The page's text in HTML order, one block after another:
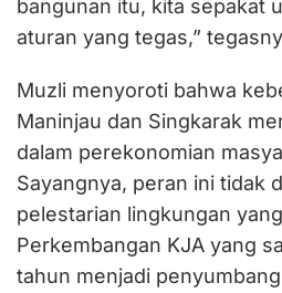
bangunan itu, kita sepakat
aturan yang tegas,”
Muzli menyoroti bahwa
Maninjau dan Singkarak
dalam perekonomian
Sayangnya, peran ini tidak
pelestarian lingkungan
Perkembangan KJA yang
tahun menjadi